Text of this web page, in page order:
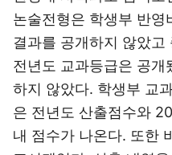
논술전형은 학생부 반영
결과를 공개하지 않았고
전년도 교과등급은 공
하지 않았다. 학생부 교
은 전년도 산출점수와
내 점수가 나온다. 또한